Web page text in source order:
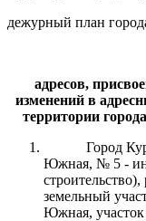
дежурный план
адресов,
измененийв
территории
Город
Южная, № 5 -
земельный
Южная,